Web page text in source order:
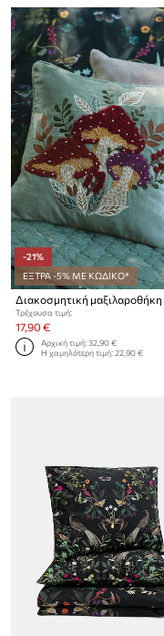
-21%
ΕΞΤΡΑ -5% ΜΕ ΚΩΔΙΚΟ*
Τρέχουσα τιμή:
17,90 €
Αρχική τιμή:32,90 €
Η χαμηλότερη τιμή:22,90 €